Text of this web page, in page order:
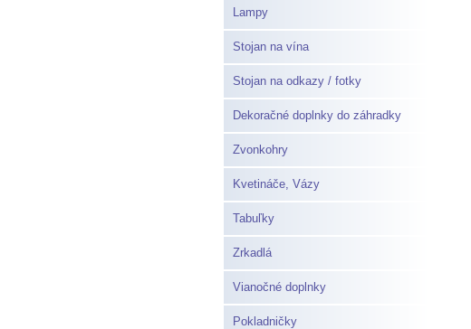
Lampy
Stojan na vína
Stojan na odkazy / fotky
Dekoračné doplnky do záhradky
Zvonkohry
Kvetináče, Vázy
Tabuľky
Zrkadlá
Vianočné doplnky
Pokladničky